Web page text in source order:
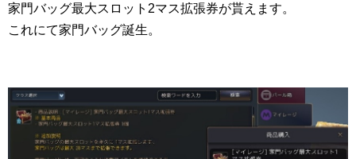
家門バッグ最大スロット2マス拡張券が貰えます。
これにて家門バッグ誕生。